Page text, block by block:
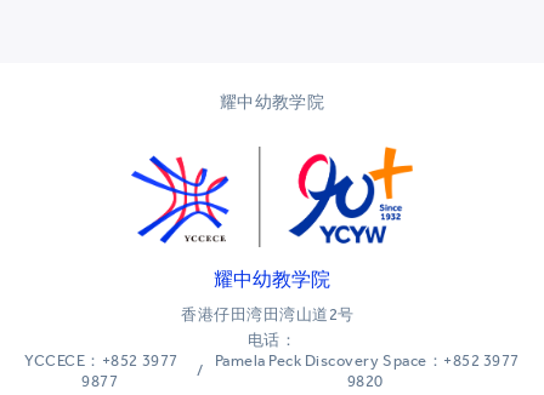
耀中幼教学院
耀中幼教学院
香港仔田湾田湾山道2号
电话：
YCCECE：+852 3977
9877
/
Pamela Peck Discovery Space：+852 3977
9820